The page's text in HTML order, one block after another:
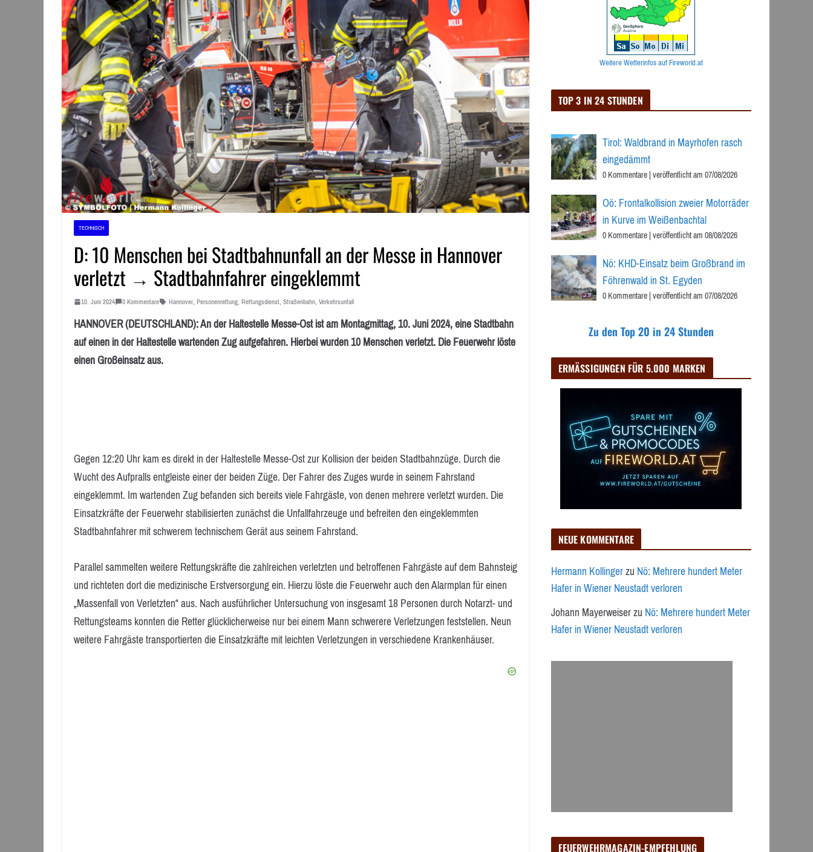
TECHNISCH
D: 10 Menschen bei Stadtbahnunfall an der Messe in Hannover
verletzt → Stadtbahnfahrer eingeklemmt
10. Juni 2024 0 Kommentare Hannover, Personenrettung, Rettungsdienst, Straßenbahn, Verkehrsunfall
HANNOVER (DEUTSCHLAND): An der Haltestelle Messe-Ost ist am Montagmittag, 10. Juni 2024, eine Stadtbahn
auf einen in der Haltestelle wartenden Zug aufgefahren. Hierbei wurden 10 Menschen verletzt. Die Feuerwehr löste
einen Großeinsatz aus.
Gegen 12:20 Uhr kam es direkt in der Haltestelle Messe-Ost zur Kollision der beiden Stadtbahnzüge. Durch die
Wucht des Aufpralls entgleiste einer der beiden Züge. Der Fahrer des Zuges wurde in seinem Fahrstand
eingeklemmt. Im wartenden Zug befanden sich bereits viele Fahrgäste, von denen mehrere verletzt wurden. Die
Einsatzkräfte der Feuerwehr stabilisierten zunächst die Unfallfahrzeuge und befreiten den eingeklemmten
Stadtbahnfahrer mit schwerem technischem Gerät aus seinem Fahrstand.
Parallel sammelten weitere Rettungskräfte die zahlreichen verletzten und betroffenen Fahrgäste auf dem Bahnsteig
und richteten dort die medizinische Erstversorgung ein. Hierzu löste die Feuerwehr auch den Alarmplan für einen
„Massenfall von Verletzten“ aus. Nach ausführlicher Untersuchung von insgesamt 18 Personen durch Notarzt- und
Rettungsteams konnten die Retter glücklicherweise nur bei einem Mann schwerere Verletzungen feststellen. Neun
weitere Fahrgäste transportierten die Einsatzkräfte mit leichten Verletzungen in verschiedene Krankenhäuser.
Weitere Wetterinfos auf Fireworld.at
TOP 3 IN 24 STUNDEN
Tirol: Waldbrand in Mayrhofen rasch
eingedämmt
0 Kommentare|veröffentlicht am 07/08/2026
Oö: Frontalkollision zweier Motorräder
in Kurve im Weißenbachtal
0 Kommentare|veröffentlicht am 08/08/2026
Nö: KHD-Einsatz beim Großbrand im
Föhrenwald in St. Egyden
0 Kommentare|veröffentlicht am 07/08/2026
Zu den Top 20 in 24 Stunden
ERMÄSSIGUNGEN FÜR 5.000 MARKEN
NEUE KOMMENTARE
Hermann KollingerzuNö: Mehrere hundert Meter
Hafer in Wiener Neustadt verloren
Johann MayerweiserzuNö: Mehrere hundert Meter
Hafer in Wiener Neustadt verloren
FEUERWEHRMAGAZIN-EMPFEHLUNG